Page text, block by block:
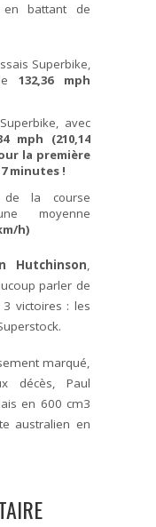
battant de
Superbike,
132,36 mph
avec
mph (210,14
la première
minutes !
la course
moyenne
h)
Hutchinson,
parler de
victoires : les
marqué,
décès, Paul
en 600 cm3
australien en